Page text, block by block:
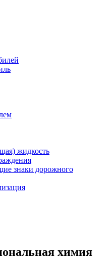
жидкость
знаки дорожного
химия